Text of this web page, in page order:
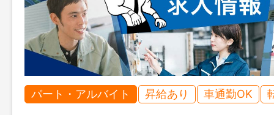
パート・アルバイト 昇給あり 車通勤OK